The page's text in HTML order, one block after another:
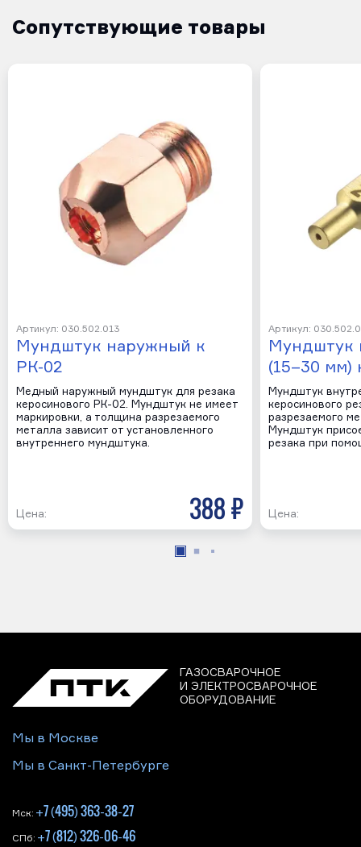
Сопутствующие товары
Артикул: 030.502.013
Мундштук наружный к
РК-02
Медный наружный мундштук для резака
керосинового РК-02. Мундштук не имеет
маркировки, а толщина разрезаемого
металла зависит от установленного
внутреннего мундштука.
Цена: 388 р
Артикул:
Мундштук
(15–30 мм)
Мундштук
керосинового
разрезаемого
Мундштук
резака при
Цена:
ГАЗОСВАРОЧНОЕ
И ЭЛЕКТРОСВАРОЧНОЕ
ОБОРУДОВАНИЕ
Мы в Москве
Мы в Санкт-Петербурге
Мск: +7 (495) 363-38-27
СПб: +7 (812) 326-06-46